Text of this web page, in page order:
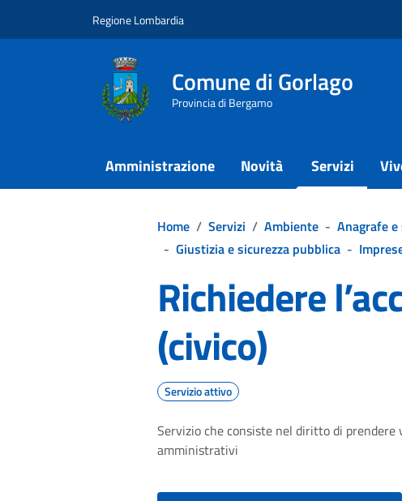
Regione Lombardia
Comune di Gorlago
Provincia di Bergamo
Amministrazione Novità Servizi
Home / Servizi / Ambiente - Anagrafe
- Giustizia e sicurezza pubblica -
Richiedere
(civico)
Servizio attivo
Servizio che consiste nel diritto di
amministrativi